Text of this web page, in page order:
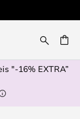
"-16% EXTRA”